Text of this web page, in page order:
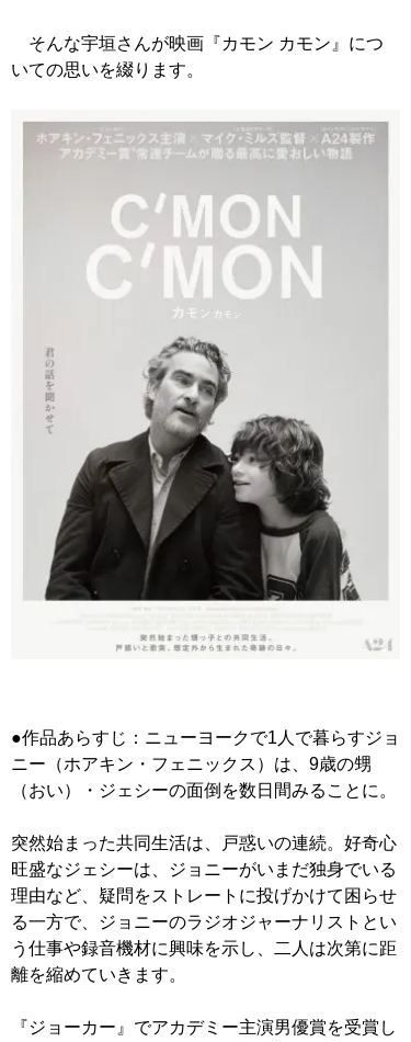
そんな宇垣さんが映画『カモン カモン』につ
いての思いを綴ります。
●作品あらすじ：ニューヨークで1人で暮らすジョ
ニー（ホアキン・フェニックス）は、9歳の甥
（おい）・ジェシーの面倒を数日間みることに。
突然始まった共同生活は、戸惑いの連続。好奇心
旺盛なジェシーは、ジョニーがいまだ独身でいる
理由など、疑問をストレートに投げかけて困らせ
る一方で、ジョニーのラジオジャーナリストとい
う仕事や録音機材に興味を示し、二人は次第に距
離を縮めていきます。
『ジョーカー』でアカデミー主演男優賞を受賞し